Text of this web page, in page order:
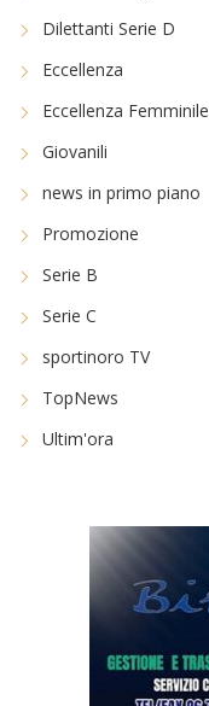
Dilettanti Serie D
Eccellenza
Eccellenza Femminile
Giovanili
news in primo piano
Promozione
Serie B
Serie C
sportinoro TV
TopNews
Ultim'ora